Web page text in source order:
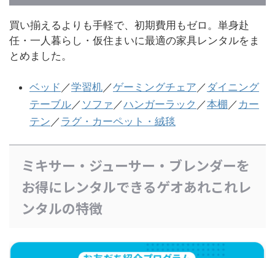
買い揃えるよりも手軽で、初期費用もゼロ。単身赴
任・一人暮らし・仮住まいに最適の家具レンタルをま
とめました。
ベッド ／学習机 ／ゲーミングチェア ／ ダイニング
テーブル ／ ソファ ／ハンガーラック ／本棚 ／ カー
テン ／ ラグ・カーペット・絨毯
ミキサー・ジューサー・ブレンダーを
お得にレンタルできるゲオあれこれレ
ンタルの特徴